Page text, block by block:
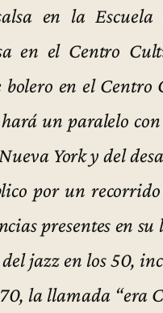
en la
en el Centro
bolero en el
un paralelo
York y del
por un recorrido
presentes en
jazz en los 50,
la llamada “era